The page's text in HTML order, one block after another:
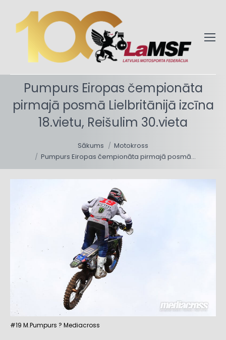
Pumpurs Eiropas čempionāta
pirmajā posmā Lielbritānijā izcīna
18.vietu, Reišulim 30.vieta
Sākums
Motokross
Pumpurs Eiropas čempionāta pirmajā posmā…
#19 M.Pumpurs ? Mediacross